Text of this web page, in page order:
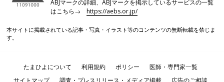
ABJマークの詳細、ABJマークを掲示しているサービスの一覧
はこちら→https://aebs.or.jp/
本サイトに掲載されている記事・写真・イラスト等のコンテンツの無断転載を禁じま
す。
たまひよについて 利用規約 ポリシー
医師・専門家一覧